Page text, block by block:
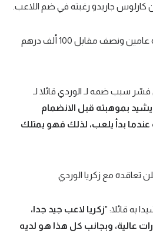
كارلوس جاريدو رغبته في ضم اللاعب.
تعاقد اللاعب مع الرجاء لمدة عامين ونصف مقابل 100 ألف درهم
فسّر سبب ضمه لـ الوردي قائلا لـ
يشيد بموهبته قبل الانضمام
بدأ يلعب، لذلك فهو يمتلك
به قائلا: "زكريا لاعب جيد جدا،
عالية، وبجانب كل هذا هو لديه